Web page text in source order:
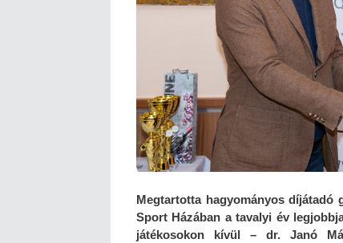
Megtartotta hagyományos díjátadó
Sport Házában a tavalyi év
játékosokon kívül – dr. Janó